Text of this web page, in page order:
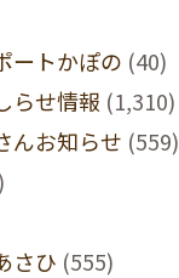
ートかぽの (40)
らせ情報 (1,310)
んお知らせ (559)
さひ (555)